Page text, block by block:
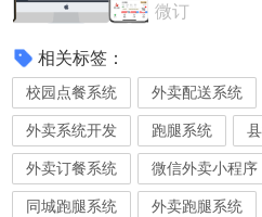
微订
相关标签：
校园点餐系统 外卖配送系统
外卖系统开发 跑腿系统
外卖订餐系统 微信外卖小程序
同城跑腿系统 外卖跑腿系统